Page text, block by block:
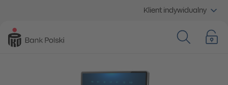
Klient indywidualny